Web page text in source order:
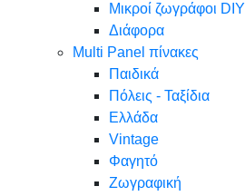
Μικροί ζωγράφοι DIY
Διάφορα
Multi Panel πίνακες
Παιδικά
Πόλεις - Ταξίδια
Ελλάδα
Vintage
Φαγητό
Ζωγραφική